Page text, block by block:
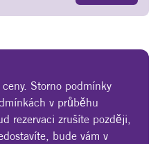
Storno podmínky
v průběhu
rezervaci zrušíte později,
bude vám v